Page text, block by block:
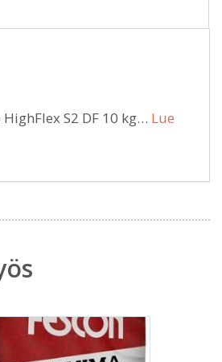
S2 DF 10 kg… Lue